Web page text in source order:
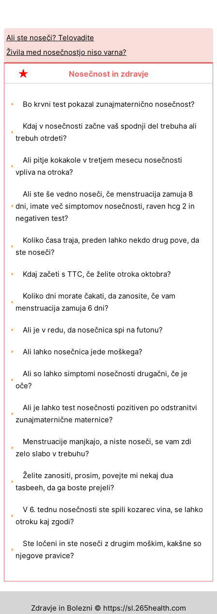
Ali ste noseči? Telovadite
Živila med nosečnostjo niso varna?
Nosečnost in zdravje
Bo krvni test pokazal zunajmaternično nosečnost?
Kdaj v nosečnosti začne vaš spodnji del trebuha ali
trebuh otrdeti?
Ali pitje kokakole v tretjem mesecu nosečnosti
vpliva na otroka?
Ali ste še vedno noseči, če menstruacija zamuja 8
dni, imate več simptomov nosečnosti, raven hcg 2 in
negativen test?
Koliko časa traja, preden lahko nekdo drug pove, da
ste noseči?
Kdaj začeti s TTC, če želite otroka oktobra?
Koliko dni morate čakati, da zanosite, če vam
menstruacija zamuja 6 dni?
Ali je v redu, da nosečnica spi na futonu?
Ali lahko nosečnica jede moškega?
Ali so lahko simptomi nosečnosti drugačni, če je
oče?
Ali je lahko test nosečnosti pozitiven po odstranitvi
zunajmaternične maternice?
Menstruacije manjkajo, a niste noseči, se vam zdi
zelo slabo v trebuhu?
Želite zanositi, prosim, povejte mi nekaj dua
tasbeeh, da ga boste prejeli?
V 6. tednu nosečnosti ste spili kozarec vina, se lahko
otroku kaj zgodi?
Ste ločeni in ste noseči z drugim moškim, kakšne so
njegove pravice?
Zdravje in Bolezni © https://sl.265health.com